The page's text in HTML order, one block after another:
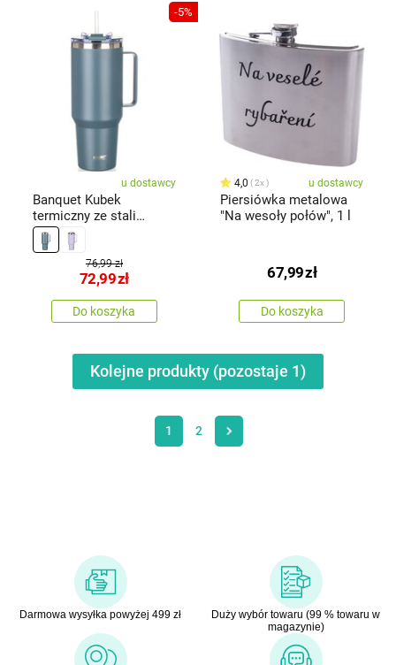
-5%
u dostawcy
Banquet Kubek
termiczny ze stali
nierdzewnej z uchwytem
Twain 1200 ml,
ciemnoszary
76,99 zł
72,99zł
Do koszyka
4,0 2x u dostawcy
Piersiówka metalowa
"Na wesoły połów", 1 l
67,99zł
Do koszyka
Kolejne produkty (pozostaje 1)
1 2
Darmowa wysyłka powyżej 499 zł
Duży wybór towaru (99 % towaru w
magazynie)